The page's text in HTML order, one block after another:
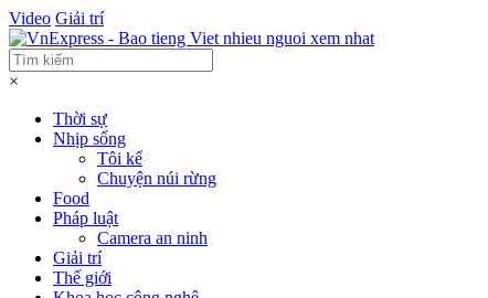
Video Giải trí
×
Thời sự
Nhịp sống
Tôi kể
Chuyện núi rừng
Food
Pháp luật
Camera an ninh
Giải trí
Thế giới